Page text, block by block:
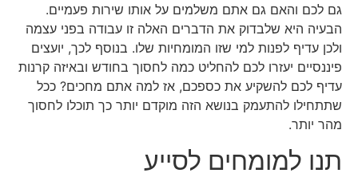
גם לכם והאם גם אתם משלמים על אותו שירות פעמיים.
הבעיה היא שלבדוק את הדברים האלה זו עבודה בפני עצמה
ולכן עדיף לפנות למי שזו המומחיות שלו. בנוסף לכך, יועצים
פיננסיים יעזרו לכם להחליט כמה לחסוך בחודש ובאיזה קרנות
עדיף לכם להשקיע את כספכם, אז למה אתם מחכים? ככל
שתתחילו להתעמק בנושא הזה מוקדם יותר כך תוכלו לחסוך
מהר יותר.
תנו למומחים לסייע